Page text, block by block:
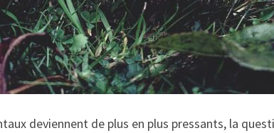
deviennent de plus en plus pressants, la